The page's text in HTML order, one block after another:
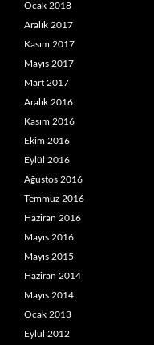
Ocak 2018
Aralık 2017
Kasım 2017
Mayıs 2017
Mart 2017
Aralık 2016
Kasım 2016
Ekim 2016
Eylül 2016
Ağustos 2016
Temmuz 2016
Haziran 2016
Mayıs 2016
Mayıs 2015
Haziran 2014
Mayıs 2014
Ocak 2013
Eylül 2012